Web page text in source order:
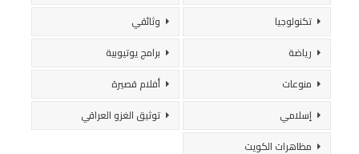
تكنولوجيا
وثائقي
رياضة
برامج يوتيوبية
منوعات
أفلام قصيرة
إسلامي
توثيق الغزو العراقي
مظاهرات الكويت